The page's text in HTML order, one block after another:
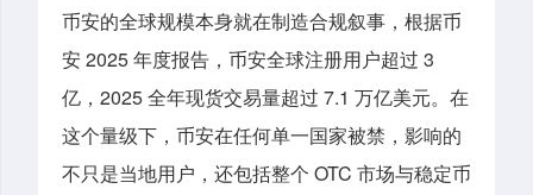
币安的全球规模本身就在制造合规叙事，根据币
安 2025 年度报告，币安全球注册用户超过 3
亿，2025 全年现货交易量超过 7.1 万亿美元。在
这个量级下，币安在任何单一国家被禁，影响的
不只是当地用户，还包括整个 OTC 市场与稳定币